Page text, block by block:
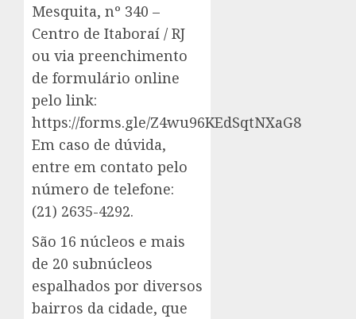
Mesquita, nº 340 –
Centro de Itaboraí / RJ
ou via preenchimento
de formulário online
pelo link:
https://forms.gle/Z4wu96KEdSqtNXaG8
Em caso de dúvida,
entre em contato pelo
número de telefone:
(21) 2635-4292.
São 16 núcleos e mais
de 20 subnúcleos
espalhados por diversos
bairros da cidade, que